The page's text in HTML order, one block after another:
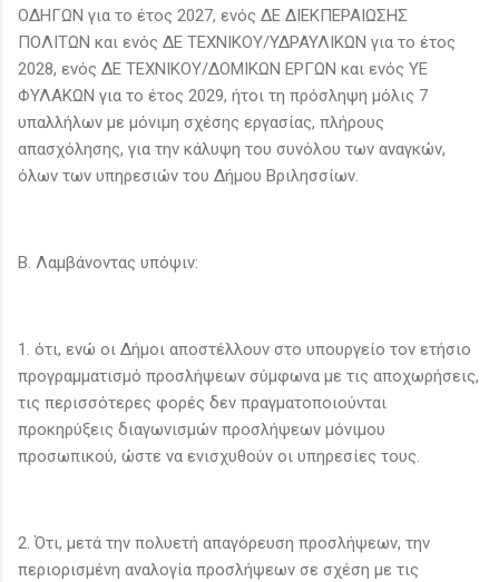
ΟΔΗΓΩΝ για το έτος 2027, ενός ΔΕ ΔΙΕΚΠΕΡΑΙΩΣΗΣ
ΠΟΛΙΤΩΝ και ενός ΔΕ ΤΕΧΝΙΚΟΥ/ΥΔΡΑΥΛΙΚΩΝ για το έτος
2028, ενός ΔΕ ΤΕΧΝΙΚΟΥ/ΔΟΜΙΚΩΝ ΕΡΓΩΝ και ενός ΥΕ
ΦΥΛΑΚΩΝ για το έτος 2029, ήτοι τη πρόσληψη μόλις 7
υπαλλήλων με μόνιμη σχέσης εργασίας, πλήρους
απασχόλησης, για την κάλυψη του συνόλου των αναγκών,
όλων των υπηρεσιών του Δήμου Βριλησσίων.
Β. Λαμβάνοντας υπόψιν:
1. ότι, ενώ οι Δήμοι αποστέλλουν στο υπουργείο τον ετήσιο
προγραμματισμό προσλήψεων σύμφωνα με τις αποχωρήσεις,
τις περισσότερες φορές δεν πραγματοποιούνται
προκηρύξεις διαγωνισμών προσλήψεων μόνιμου
προσωπικού, ώστε να ενισχυθούν οι υπηρεσίες τους.
2. Ότι, μετά την πολυετή απαγόρευση προσλήψεων, την
περιορισμένη αναλογία προσλήψεων σε σχέση με τις